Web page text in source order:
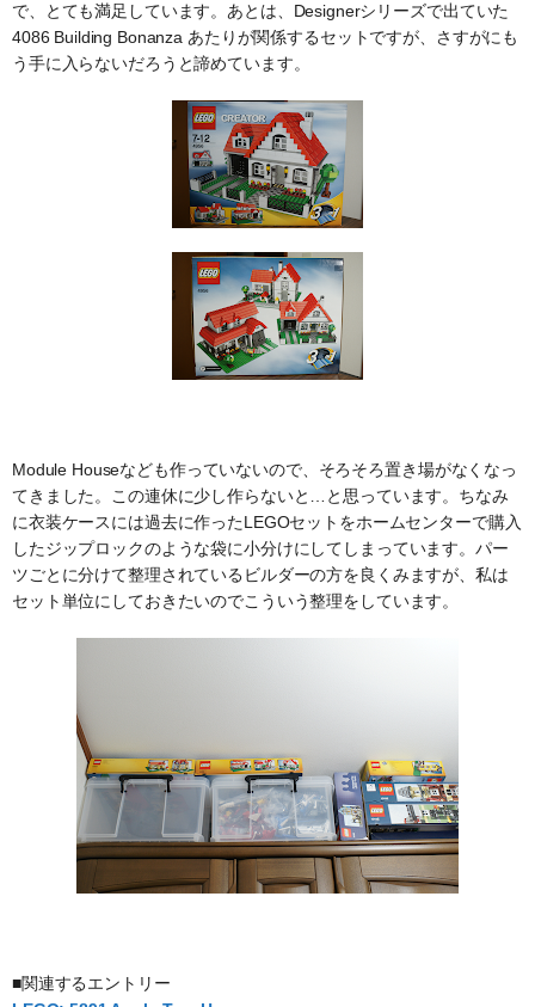
で、とても満足しています。あとは、Designerシリーズで出ていた
4086 Building Bonanza あたりが関係するセットですが、さすがにも
う手に入らないだろうと諦めています。
Module Houseなども作っていないので、そろそろ置き場がなくなっ
てきました。この連休に少し作らないと…と思っています。ちなみ
に衣装ケースには過去に作ったLEGOセットをホームセンターで購入
したジップロックのような袋に小分けにしてしまっています。パー
ツごとに分けて整理されているビルダーの方を良くみますが、私は
セット単位にしておきたいのでこういう整理をしています。
■関連するエントリー